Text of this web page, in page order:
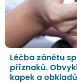
Léčba zánětu
příznaků.
kapek a obkladů